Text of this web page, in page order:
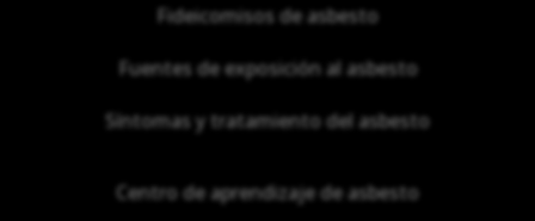
Fideicomisos de asbesto
Fuentes de exposición al asbesto
Síntomas y tratamiento del asbesto
Centro de aprendizaje de asbesto